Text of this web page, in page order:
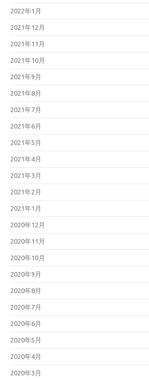
2022年1月
2021年12月
2021年11月
2021年10月
2021年9月
2021年8月
2021年7月
2021年6月
2021年5月
2021年4月
2021年3月
2021年2月
2021年1月
2020年12月
2020年11月
2020年10月
2020年9月
2020年8月
2020年7月
2020年6月
2020年5月
2020年4月
2020年3月